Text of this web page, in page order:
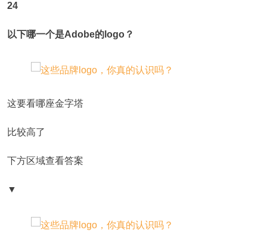
24
以下哪一个是Adobe的logo？
这要看哪座金字塔
比较高了
下方区域查看答案
▼